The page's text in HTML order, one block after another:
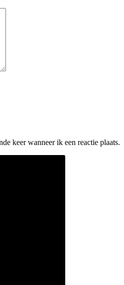
keer wanneer ik een reactie plaats.